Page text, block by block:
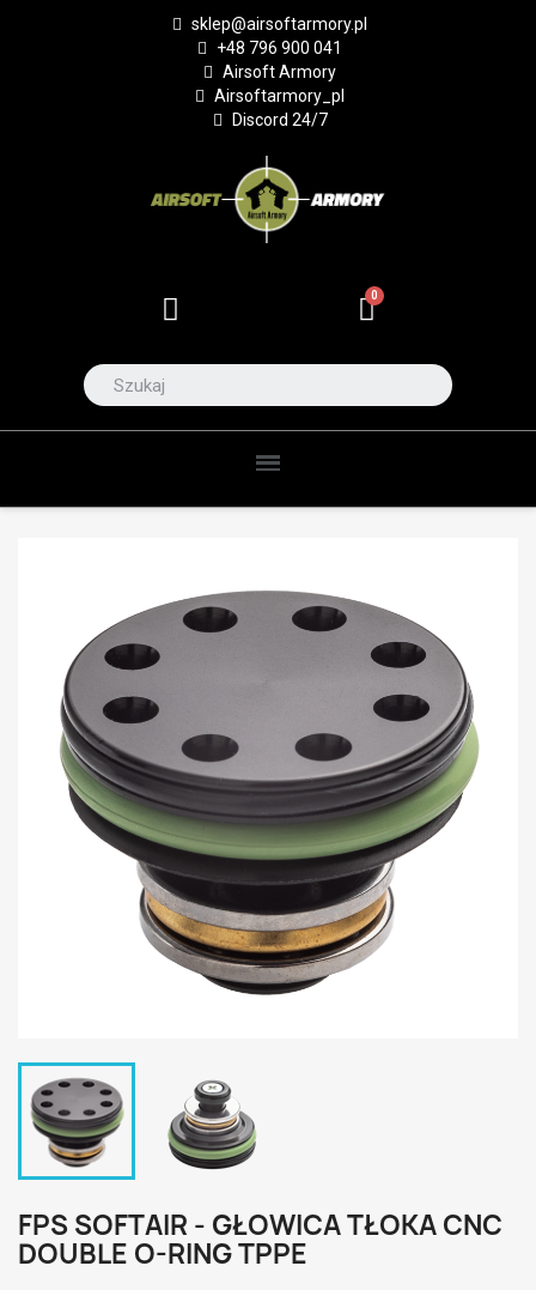
sklep@airsoftarmory.pl
+48 796 900 041
Airsoft Armory
Airsoftarmory_pl
Discord 24/7
FPS SOFTAIR - GŁOWICA TŁOKA CNC
DOUBLE O-RING TPPE